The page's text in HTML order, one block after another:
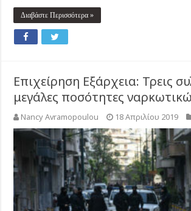
Διαβάστε Περισσότερα »
Επιχείρηση Εξάρχεια: Τρεις
μεγάλες ποσότητες
Nancy Avramopoulou 18 Απριλίου 2019